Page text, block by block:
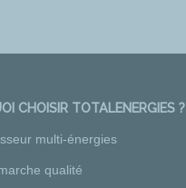
CHOISIR TOTALENERGIES ?
multi-énergies
qualité